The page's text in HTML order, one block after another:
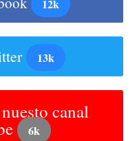
12k
13k
canal
6k